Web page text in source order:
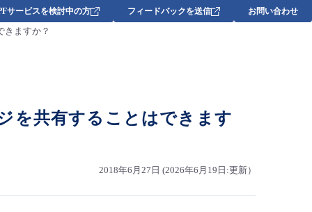
サービスを検討中の方 フィードバックを送信 お問い合わせ
きますか？
を共有することはできます
2018年6月27日 (2026年6月19日:更新）